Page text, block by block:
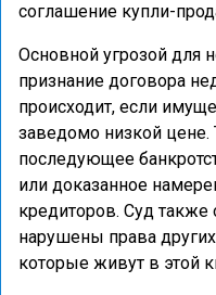
соглашение купли-
Основной угрозой для
признание договора
происходит, если
заведомо низкой
последующее
или доказанное
кредиторов. Суд также
нарушены права
которые живут в этой